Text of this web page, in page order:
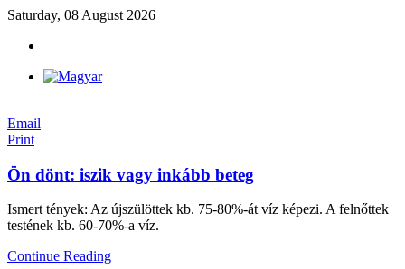
Saturday, 08 August 2026
Email
Print
Ön dönt: iszik vagy inkább beteg
Ismert tények: Az újszülöttek kb. 75-80%-át víz képezi. A felnőttek
testének kb. 60-70%-a víz.
Continue Reading